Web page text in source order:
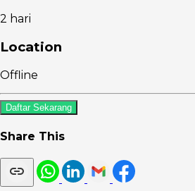
2 hari
Location
Offline
Daftar Sekarang
Share This